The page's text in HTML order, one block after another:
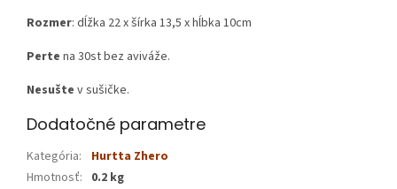
Rozmer: dĺžka 22 x šírka 13,5 x hĺbka 10cm
Perte na 30st bez aviváže.
Nesušte v sušičke.
Dodatočné parametre
Kategória:
Hurtta Zhero
Hmotnosť: 0.2 kg